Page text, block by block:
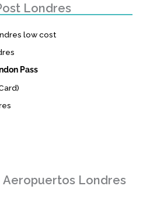
Londres
low cost
Pass
Aeropuertos Londres